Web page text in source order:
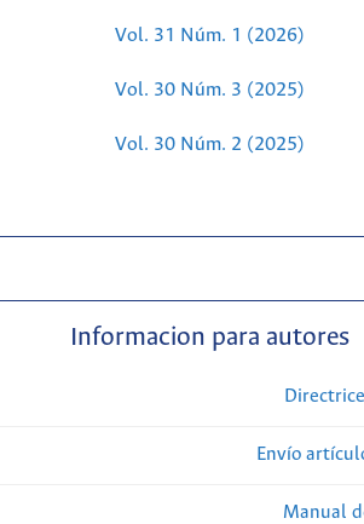
Vol. 31 Núm. 1 (2026)
Vol. 30 Núm. 3 (2025)
Vol. 30 Núm. 2 (2025)
Informacion para autores
Envío
Manual